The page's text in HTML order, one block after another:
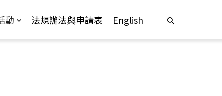
動 法規辦法與申請表 English